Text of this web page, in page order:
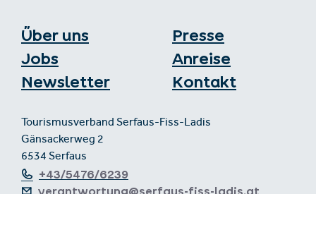
Über uns
Jobs
Newsletter
Presse
Anreise
Kontakt
Tourismusverband Serfaus-Fiss-Ladis
Gänsackerweg 2
6534 Serfaus
+43/5476/6239
verantwortung@serfaus-fiss-ladis.at